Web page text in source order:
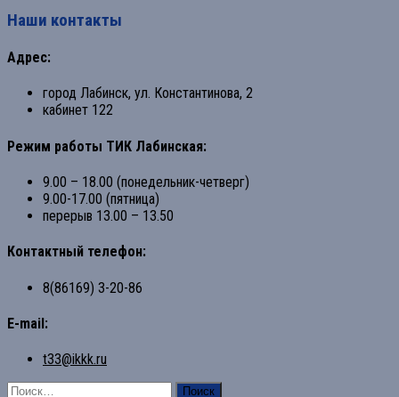
Наши контакты
Адрес:
город Лабинск, ул. Константинова, 2
кабинет 122
Режим работы ТИК Лабинская:
9.00 – 18.00 (понедельник-четверг)
9.00-17.00 (пятница)
перерыв 13.00 – 13.50
Контактный телефон:
8(86169) 3-20-86
E-mail:
t33@ikkk.ru
Найти: